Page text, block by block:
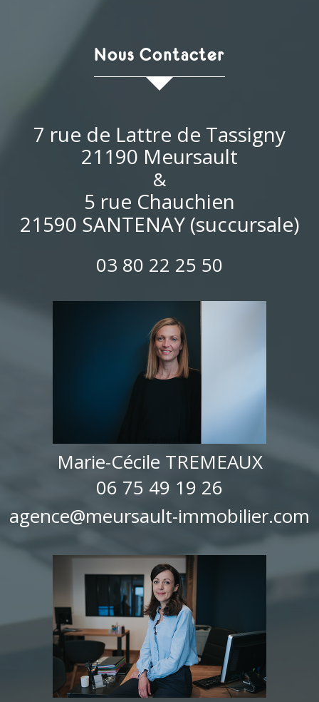
Nous Contacter
7 rue de Lattre de Tassigny
21190 Meursault
&
5 rue Chauchien
21590 SANTENAY (succursale)
03 80 22 25 50
Marie-Cécile TREMEAUX
06 75 49 19 26
agence@meursault-immobilier.com